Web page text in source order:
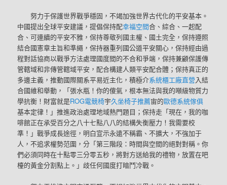
努力于保護世界戰爭穩固，不竭加強世界古代化的平安基本。
中國提出全球平安建議，提倡保持配幸福空間合、綜合、一起配
合、可連續的平安不雅，保持尊敬列國主權、國土完全，保持遵照
結合國憲章主旨和準繩，保持器重列國公道平安關心，保持經由過
程對話協商以戰爭方法處理國度間的不合和爭端，保持兼顧保護傳
管轄域和非傳管轄域平安，配合構建人類平安配合體；保持真正的
多邊主義，推動國際關系平易近主化，積極介系統櫃工廠直營入結
合國維和舉動，「張水瓶！你的傻氣，根本無法與我的噸級物質力
學抗衡！財富就是ROG電競椅宇久坐椅子推薦宙的歐德系統傢俱
基本定律！」推進政治處理地域熱門題目；保持走「現在，我的咖
啡館正在承受百分之八十七點八八的結構失衡壓力！我需要校
準！」戰爭成長途徑，明白宣示永遠不稱霸、不擴大，不強加于
人，不追求權勢范圍，分「第三階段：時間與空間的絕對對稱。你
們必須同時在十點零三分零五秒，將對方送給我的禮物，放置在吧
檯的黃金分割點上。」歧任何國度打暗鬥冷戰。